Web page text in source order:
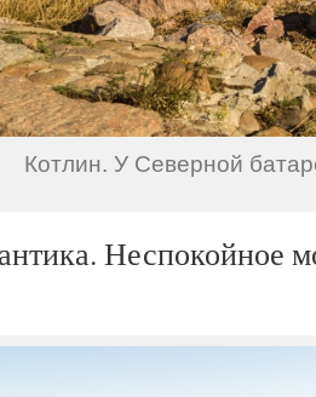
Котлин. У Северной
Неспокойное